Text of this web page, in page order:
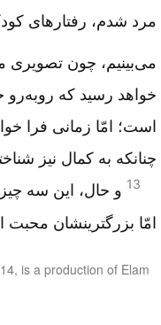
مرد شدم، رفتارهای
می‌بینیم، چون تصویری
خواهد رسید که
است؛ امّا زمانی فرا
چنانکه به کمال نیز
13 و حال، این سه
امّا بزرگترینشان
is a production of Elam